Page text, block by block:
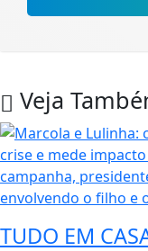
Veja
TUDO EM